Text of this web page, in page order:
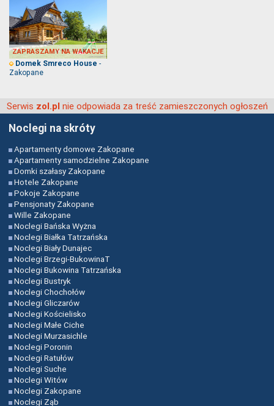
ZAPRASZAMY NA WAKACJE
Domek Smreco House -
Zakopane
Serwis zol.pl nie odpowiada za treść zamieszczonych ogłoszeń
Noclegi na skróty
Apartamenty domowe Zakopane
Apartamenty samodzielne Zakopane
Domki szałasy Zakopane
Hotele Zakopane
Pokoje Zakopane
Pensjonaty Zakopane
Wille Zakopane
Noclegi Bańska Wyżna
Noclegi Białka Tatrzańska
Noclegi Biały Dunajec
Noclegi Brzegi-BukowinaT
Noclegi Bukowina Tatrzańska
Noclegi Bustryk
Noclegi Chochołów
Noclegi Gliczarów
Noclegi Kościelisko
Noclegi Małe Ciche
Noclegi Murzasichle
Noclegi Poronin
Noclegi Ratułów
Noclegi Suche
Noclegi Witów
Noclegi Zakopane
Noclegi Ząb